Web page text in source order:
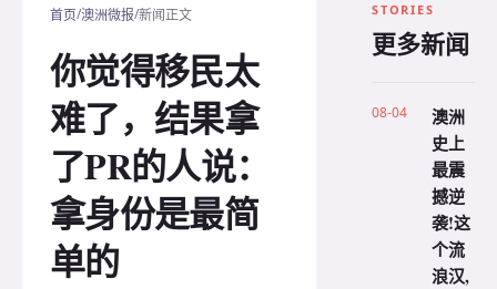
首页/澳洲微报/新闻正文
你觉得移民太
难了，结果拿
了PR的人说：
拿身份是最简
单的
STORIES
更多新闻
08-04
澳洲
史上
最震
撼逆
袭!这
个流
浪汉,